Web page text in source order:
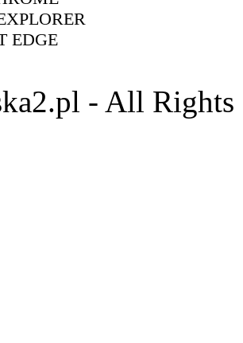
EDGE
- All Rights